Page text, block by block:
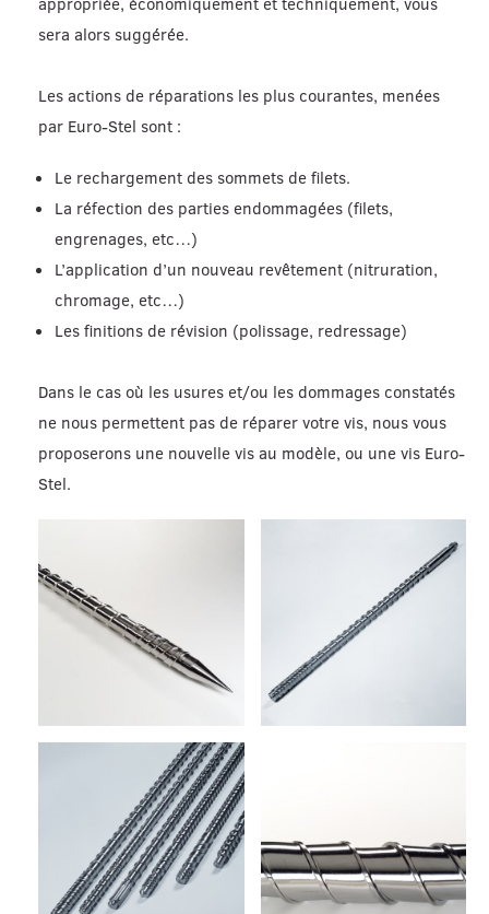
sera alors suggérée.
Les actions de réparations les plus courantes, menées
par Euro-Stel sont :
Le rechargement des sommets de filets.
La réfection des parties endommagées (filets,
engrenages, etc…)
L’application d’un nouveau revêtement (nitruration,
chromage, etc…)
Les finitions de révision (polissage, redressage)
Dans le cas où les usures et/ou les dommages constatés
ne nous permettent pas de réparer votre vis, nous vous
proposerons une nouvelle vis au modèle, ou une vis Euro-
Stel.